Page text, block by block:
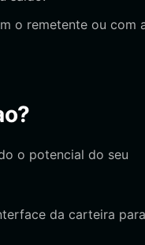
o remetente ou com
o potencial do seu
da carteira para